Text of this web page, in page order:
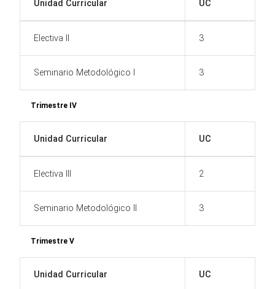
Unidad Curricular UC
Electiva II 3
Seminario Metodológico I 3
Trimestre IV
Unidad Curricular UC
Electiva III 2
Seminario Metodológico II 3
Trimestre V
Unidad Curricular UC